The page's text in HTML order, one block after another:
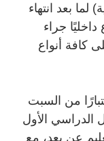
لما بعد انتهاء
جراء
كافة أنواع
من السبت
الفصل الدراسي الأول
٢٠٢١ بنظام التعليم عن بعد، مع